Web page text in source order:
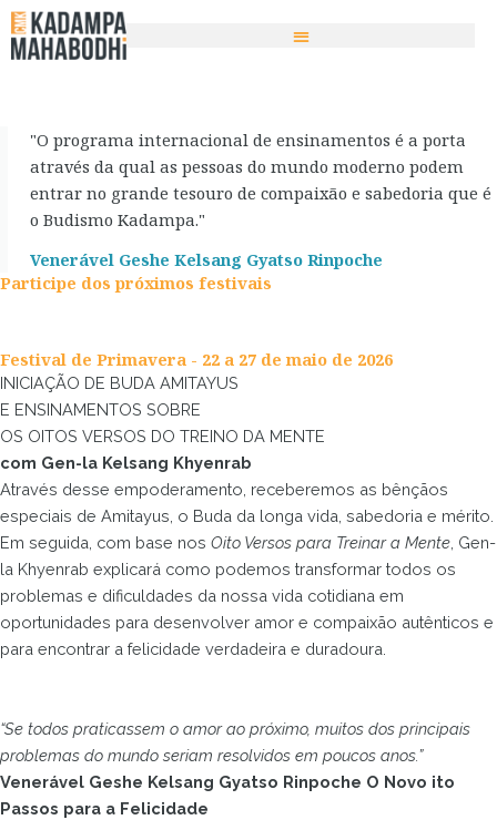
Ir
para
"O programa internacional de ensinamentos é a porta
através da qual as pessoas do mundo moderno podem
entrar no grande tesouro de compaixão e sabedoria que é
o Budismo Kadampa."
Venerável Geshe Kelsang Gyatso Rinpoche
Participe dos próximos festivais
Festival de Primavera - 22 a 27 de maio de 2026
INICIAÇÃO DE BUDA AMITAYUS
E ENSINAMENTOS SOBRE
OS OITOS VERSOS DO TREINO DA MENTE
com Gen-la Kelsang Khyenrab
Através desse empoderamento, receberemos as bênçãos
especiais de Amitayus, o Buda da longa vida, sabedoria e mérito.
Em seguida, com base nos Oito Versos para Treinar a Mente, Gen-
la Khyenrab explicará como podemos transformar todos os
problemas e dificuldades da nossa vida cotidiana em
oportunidades para desenvolver amor e compaixão autênticos e
para encontrar a felicidade verdadeira e duradoura.
“Se todos praticassem o amor ao próximo, muitos dos principais
problemas do mundo seriam resolvidos em poucos anos.”
Venerável Geshe Kelsang Gyatso Rinpoche O Novo ito
Passos para a Felicidade